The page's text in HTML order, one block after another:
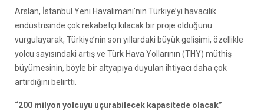
Arslan, İstanbul Yeni Havalimanı’nın Türkiye’yi havacılık
endüstrisinde çok rekabetçi kılacak bir proje olduğunu
vurgulayarak, Türkiye’nin son yıllardaki büyük gelişimi, özellikle
yolcu sayısındaki artış ve Türk Hava Yollarının (THY) müthiş
büyümesinin, böyle bir altyapıya duyulan ihtiyacı daha çok
artırdığını belirtti.
“200 milyon yolcuyu uçurabilecek kapasitede olacak”